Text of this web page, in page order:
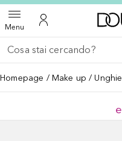
MenuApri menuAl Mio Account
Torna indietro
Esegui ricerca
Homepage Make up Unghie